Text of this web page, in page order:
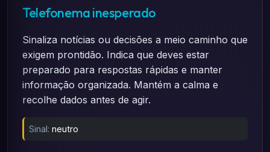
Telefonema inesperado
Sinaliza notícias ou decisões a meio caminho que
exigem prontidão. Indica que deves estar
preparado para respostas rápidas e manter
informação organizada. Mantém a calma e
recolhe dados antes de agir.
Sinal: neutro